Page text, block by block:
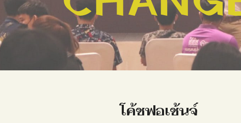
โค้ชฟอเช้นจ์